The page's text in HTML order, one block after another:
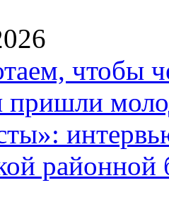
чтобы
пришли